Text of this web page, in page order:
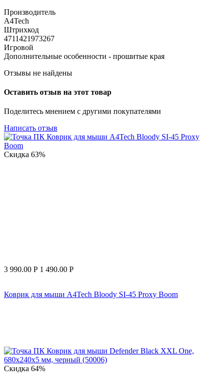
Производитель
A4Tech
Штрихкод
4711421973267
Игровой
Дополнительные особенности - прошитые края
Отзывы не найдены
Оставить отзыв на этот товар
Поделитесь мнением с другими покупателями
Написать отзыв
Скидка 63%
3 990.00 Р 1 490.00 Р
Коврик для мыши A4Tech Bloody SI-45 Proxy Boom
Скидка 64%